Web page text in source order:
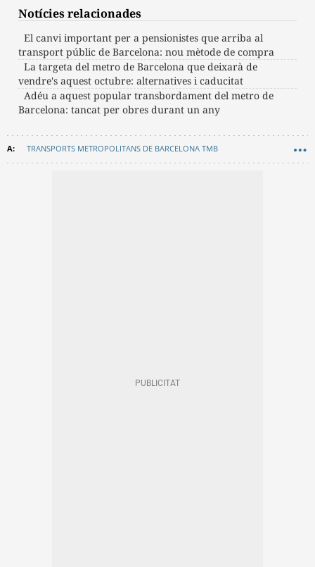
Notícies relacionades
El canvi important per a pensionistes que arriba al
transport públic de Barcelona: nou mètode de compra
La targeta del metro de Barcelona que deixarà de
vendre's aquest octubre: alternatives i caducitat
Adéu a aquest popular transbordament del metro de
Barcelona: tancat per obres durant un any
TRANSPORTS METROPOLITANS DE BARCELONA TMB